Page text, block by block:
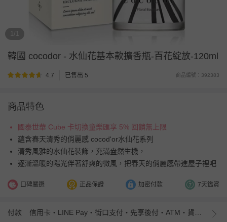
1/1
韓國 cocodor - 水仙花基本款擴香瓶-百花綻放-120ml
4.7 已售出 5 商品編號：392383
商品特色
國泰世華 Cube 卡切換童樂匯享 5% 回饋無上限
蘊含春天清秀的俏麗感 cocod'or水仙花系列
清秀風雅的水仙花裝飾，充滿盎然生機，
逐漸溫暖的陽光伴著舒爽的微風，把春天的俏麗感帶進屋子裡吧
口碑嚴選 正品保證 加密付款 7天鑑賞
付款